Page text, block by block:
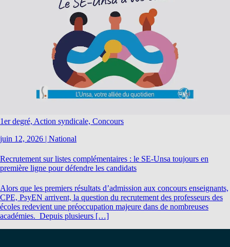
1er degré, Action syndicale, Concours
juin 12, 2026 | National
Recrutement sur listes complémentaires : le SE-Unsa toujours en
première ligne pour défendre les candidats
Alors que les premiers résultats d’admission aux concours enseignants,
CPE, PsyEN arrivent, la question du recrutement des professeurs des
écoles redevient une préoccupation majeure dans de nombreuses
académies. Depuis plusieurs […]